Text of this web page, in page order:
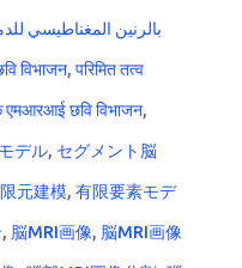
بالرنين المغناطيسي
विभाजन, परिमित तत्व
एमआरआई छवि विभाजन,
デル, セグメント脳
元建模, 有限要素モデ
, 脳MRI画像, 脳MRI画像